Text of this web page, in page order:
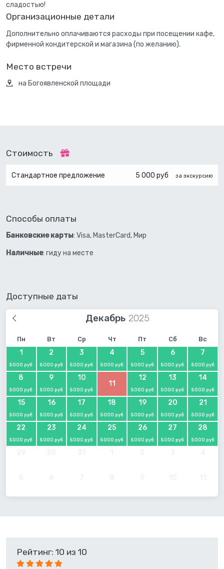
сладостью!
Организационные детали
Дополнительно оплачиваются расходы при посещении кафе,
фирменной кондитерской и магазина (по желанию).
Место встречи
на Богоявленской площади
Стоимость
Стандартное предложение 5 000 руб за экскурсию
Способы оплаты
Банковские карты: Visa, MasterCard, Мир
Наличные: гиду на месте
Доступные даты
Декабрь
Пн Вт Ср Чт Пт Сб Вс
1
5000 руб
2
5000 руб
3
5000 руб
4
5000 руб
5
5000 руб
6
5000 руб
7
5000 руб
8
5000 руб
9
5000 руб
10
5000 руб
11
12
5000 руб
13
5000 руб
14
5000 руб
15
5000 руб
16
5000 руб
17
5000 руб
18
5000 руб
19
5000 руб
20
5000 руб
21
5000 руб
22
5000 руб
23
5000 руб
24
5000 руб
25
5000 руб
26
5000 руб
27
5000 руб
28
5000 руб
Рейтинг: 10 из 10